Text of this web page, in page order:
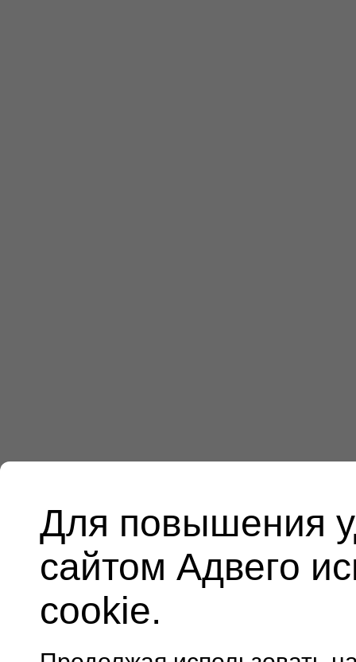
Для повышения
сайтом Адвего
cookie.